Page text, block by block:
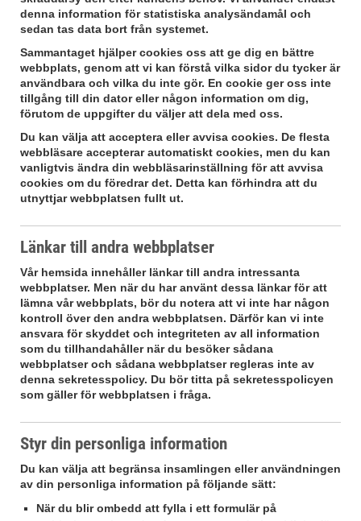
denna information för statistiska analysändamål och
sedan tas data bort från systemet.
Sammantaget hjälper cookies oss att ge dig en bättre
webbplats, genom att vi kan förstå vilka sidor du tycker är
användbara och vilka du inte gör. En cookie ger oss inte
tillgång till din dator eller någon information om dig,
förutom de uppgifter du väljer att dela med oss.
Du kan välja att acceptera eller avvisa cookies. De flesta
webbläsare accepterar automatiskt cookies, men du kan
vanligtvis ändra din webbläsarinställning för att avvisa
cookies om du föredrar det. Detta kan förhindra att du
utnyttjar webbplatsen fullt ut.
Länkar till andra webbplatser
Vår hemsida innehåller länkar till andra intressanta
webbplatser. Men när du har använt dessa länkar för att
lämna vår webbplats, bör du notera att vi inte har någon
kontroll över den andra webbplatsen. Därför kan vi inte
ansvara för skyddet och integriteten av all information
som du tillhandahåller när du besöker sådana
webbplatser och sådana webbplatser regleras inte av
denna sekretesspolicy. Du bör titta på sekretesspolicyen
som gäller för webbplatsen i fråga.
Styr din personliga information
Du kan välja att begränsa insamlingen eller användningen
av din personliga information på följande sätt:
När du blir ombedd att fylla i ett formulär på